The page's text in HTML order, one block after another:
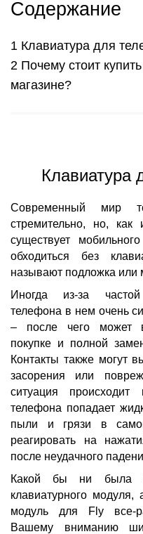
Содержание
Клавиатура для
Почему стоит
магазине?
Клавиатура
Современный мир
стремительно, но,
существует
обходиться без
называют подложка или
Иногда из-за
телефона в нем очень
– после чего может
покупке и полной
Контакты также могут
засорения или
ситуация
телефона попадает
пыли и грязи в
реагировать на
после неудачного
Какой бы ни была
клавиатурного модуля,
модуль для Fly все-
Вашему вниманию